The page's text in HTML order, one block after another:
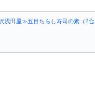
浅田屋≫五目ちらし寿司の素（2合